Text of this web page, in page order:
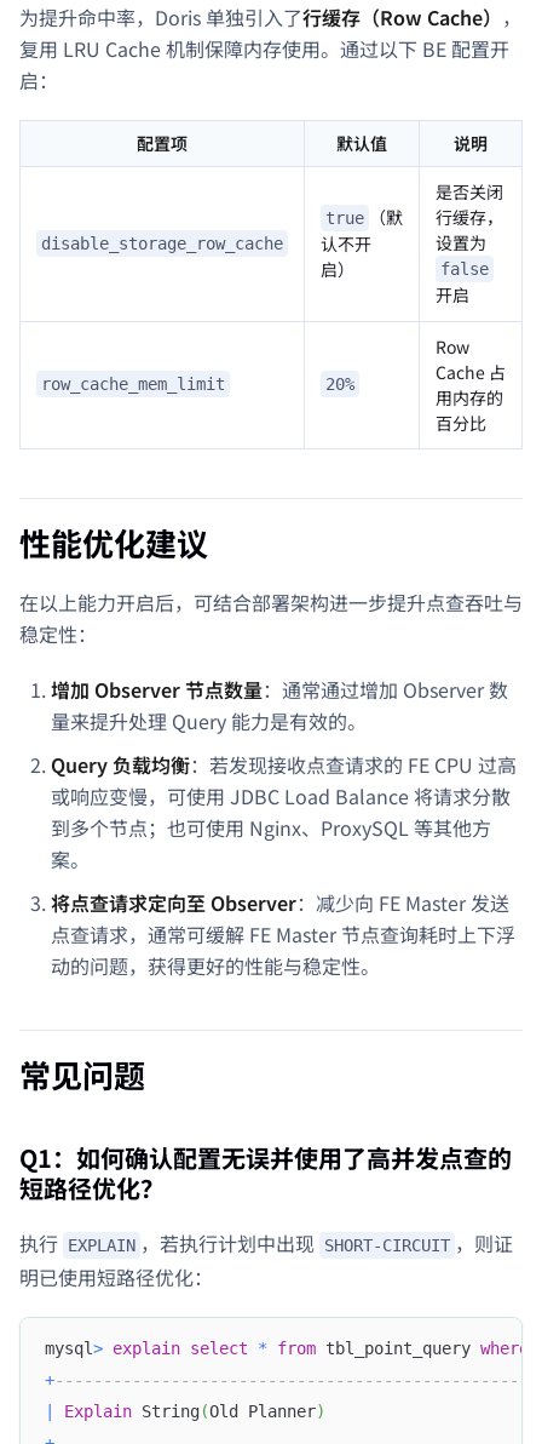
为提升命中率，Doris 单独引入了行缓存（Row Cache） ，
复用 LRU Cache 机制保障内存使用。通过以下 BE 配置开
启：
配置项 默认值 说明
disable_storage_row_cache
true
（默
认不开
启）
是否关闭
行缓存，
设置为
false
开启
row_cache_mem_limit 20%
Row
Cache 占
用内存的
百分比
性能优化建议
在以上能力开启后，可结合部署架构进一步提升点查吞吐与
稳定性：
增加 Observer 节点数量：通常通过增加 Observer 数
量来提升处理 Query 能力是有效的。
Query 负载均衡：若发现接收点查请求的 FE CPU 过高
或响应变慢，可使用 JDBC Load Balance 将请求分散
到多个节点；也可使用 Nginx、ProxySQL 等其他方
案。
将点查请求定向至 Observer：减少向 FE Master 发送
点查请求，通常可缓解 FE Master 节点查询耗时上下浮
动的问题，获得更好的性能与稳定性。
常见问题
Q1：如何确认配置无误并使用了高并发点查的
短路径优化？
执行 EXPLAIN ，若执行计划中出现 SHORT-CIRCUIT ，则证
明已使用短路径优化：
mysql> explain select * from tbl_point_query where
+
Explain String(Old Planner)